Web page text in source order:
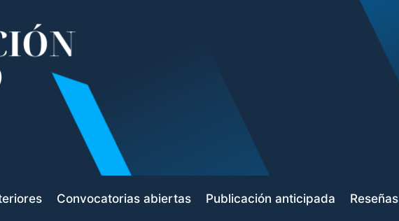
Convocatorias abiertas Publicación anticipada Reseñas